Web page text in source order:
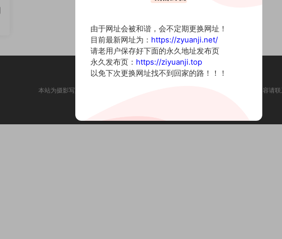
本站为摄影写真图片网站，内容来自网络收集整理，仅作个人学习使用。如有违法内容请
由于网址会被和谐，会不定期更换网址！
目前最新网址为： https://zyuanji.net/
请老用户保存好下面的永久地址发布页
永久发布页： https://ziyuanji.top
以免下次更换网址找不到回家的路！！！